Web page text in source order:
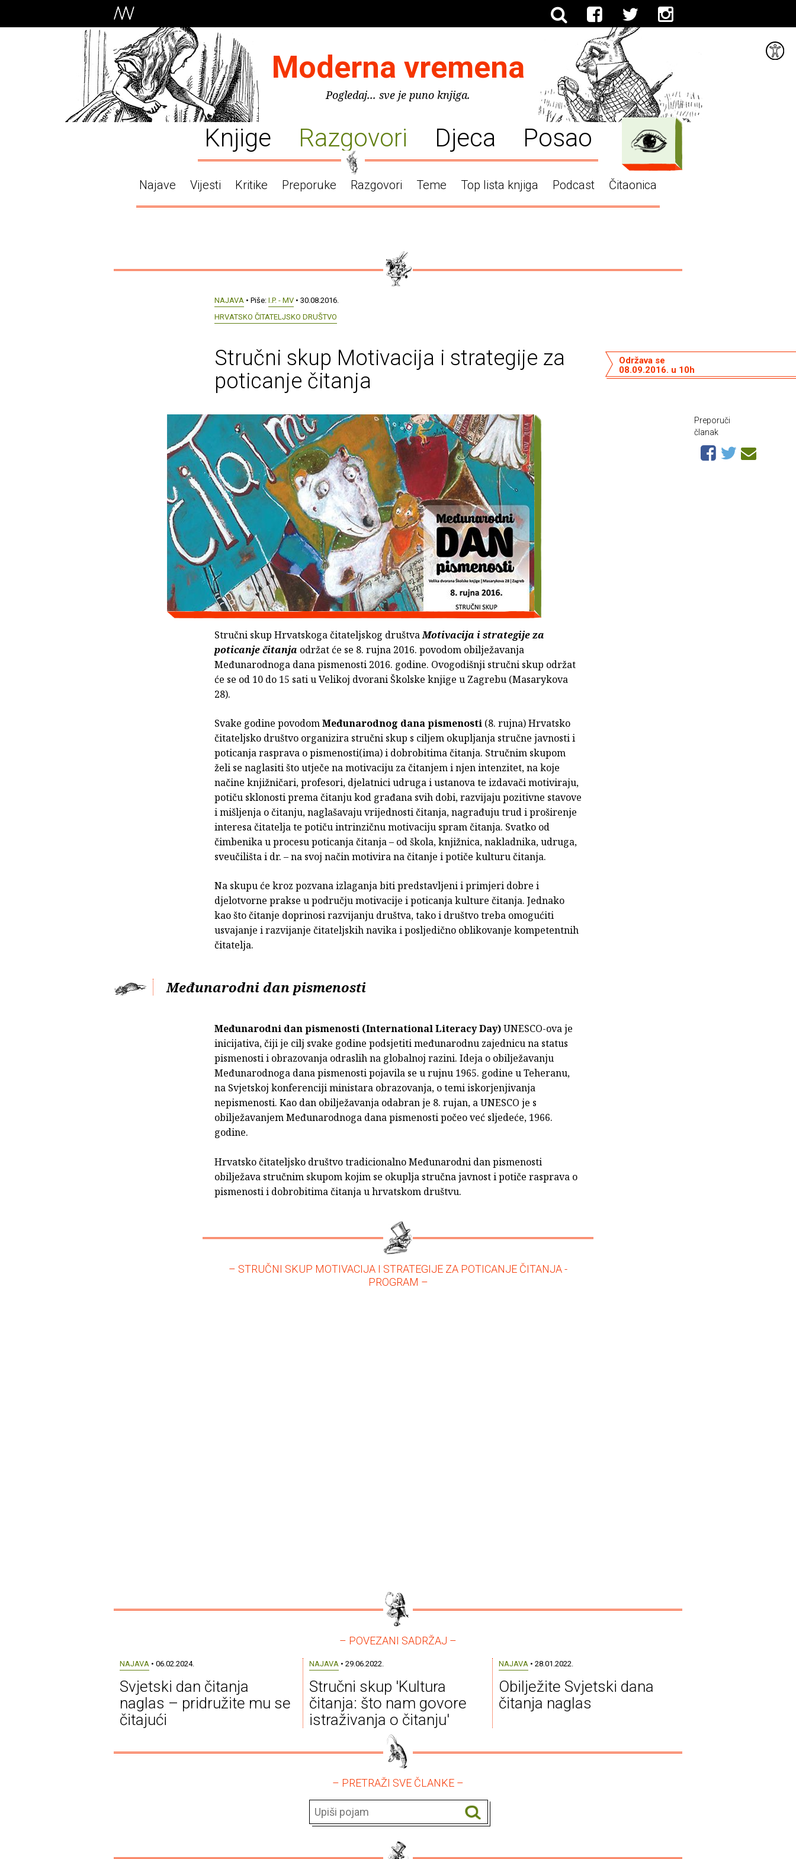
Moderna vremena
Pogledaj... sve je puno knjiga.
Knjige Razgovori Djeca Posao
Najave Vijesti Kritike Preporuke Razgovori Teme Top lista knjiga Podcast Čitaonica
NAJAVA • Piše: I.P. - MV • 30.08.2016.
HRVATSKO ČITATELJSKO DRUŠTVO
Stručni skup Motivacija i strategije za
poticanje čitanja
Održava se
08.09.2016. u 10h
Stručni skup Hrvatskoga čitateljskog društvaMotivacija i strategije za
poticanje čitanja održat će se 8. rujna 2016. povodom obilježavanja
Međunarodnoga dana pismenosti 2016. godine. Ovogodišnji stručni skup održat
će se od 10 do 15 sati u Velikoj dvorani Školske knjige u Zagrebu (Masarykova
28).
Svake godine povodomMeđunarodnog dana pismenosti (8. rujna) Hrvatsko
čitateljsko društvo organizira stručni skup s ciljem okupljanja stručne javnosti i
poticanja rasprava o pismenosti(ima) i dobrobitima čitanja. Stručnim skupom
želi se naglasiti što utječe na motivaciju za čitanjem i njen intenzitet, na koje
načine knjižničari, profesori, djelatnici udruga i ustanova te izdavači motiviraju,
potiču sklonosti prema čitanju kod građana svih dobi, razvijaju pozitivne stavove
i mišljenja o čitanju, naglašavaju vrijednosti čitanja, nagrađuju trud i proširenje
interesa čitatelja te potiču intrinzičnu motivaciju spram čitanja. Svatko od
čimbenika u procesu poticanja čitanja – od škola, knjižnica, nakladnika, udruga,
sveučilišta i dr. – na svoj način motivira na čitanje i potiče kulturu čitanja.
Na skupu će kroz pozvana izlaganja biti predstavljeni i primjeri dobre i
djelotvorne prakse u području motivacije i poticanja kulture čitanja. Jednako
kao što čitanje doprinosi razvijanju društva, tako i društvo treba omogućiti
usvajanje i razvijanje čitateljskih navika i posljedično oblikovanje kompetentnih
čitatelja.
Međunarodni dan pismenosti
Međunarodni dan pismenosti (International Literacy Day)UNESCO-ova je
inicijativa, čiji je cilj svake godine podsjetiti međunarodnu zajednicu na status
pismenosti i obrazovanja odraslih na globalnoj razini. Ideja o obilježavanju
Međunarodnoga dana pismenosti pojavila se u rujnu 1965. godine u Teheranu,
na Svjetskoj konferenciji ministara obrazovanja, o temi iskorjenjivanja
nepismenosti. Kao dan obilježavanja odabran je 8. rujan, a UNESCO je s
obilježavanjem Međunarodnoga dana pismenosti počeo već sljedeće, 1966.
godine.
Hrvatsko čitateljsko društvo tradicionalno Međunarodni dan pismenosti
obilježava stručnim skupom kojim se okuplja stručna javnost i potiče rasprava o
pismenosti i dobrobitima čitanja u hrvatskom društvu.
– STRUČNI SKUP MOTIVACIJA I STRATEGIJE ZA POTICANJE ČITANJA -
PROGRAM –
Preporuči
članak
– POVEZANI SADRŽAJ –
NAJAVA • 06.02.2024.
Svjetski dan čitanja
naglas – pridružite mu se
čitajući
NAJAVA • 29.06.2022.
Stručni skup 'Kultura
čitanja: što nam govore
istraživanja o čitanju'
NAJAVA • 28.01.2022.
Obilježite Svjetski dana
čitanja naglas
– PRETRAŽI SVE ČLANKE –